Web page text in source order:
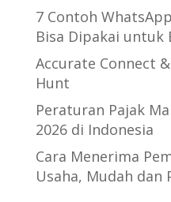
7 Contoh
Bisa Dipakai untuk
Accurate Connect
Hunt
Peraturan Pajak
2026 di Indonesia
Cara Menerima
Usaha, Mudah dan